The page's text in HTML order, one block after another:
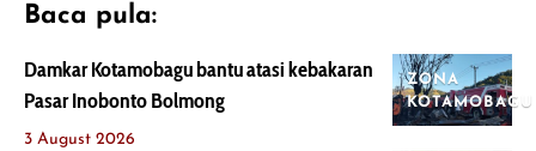
Baca pula:
ZONA
KOTAMOBAGU
Damkar Kotamobagu bantu atasi kebakaran
Pasar Inobonto Bolmong
3 August 2026